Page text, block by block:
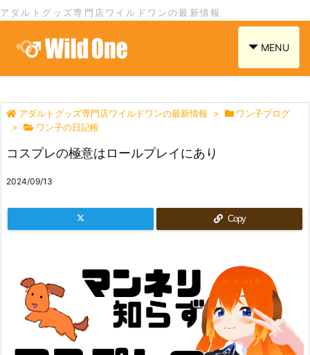
アダルトグッズ専門店ワイルドワンの最新情報
navigation
MENU
アダルトグッズ専門店ワイルドワンの最新情報 >
ワン子ブログ
>
ワン子の日記帳
コスプレの極意はロールプレイにあり
2024/09/13
Copy